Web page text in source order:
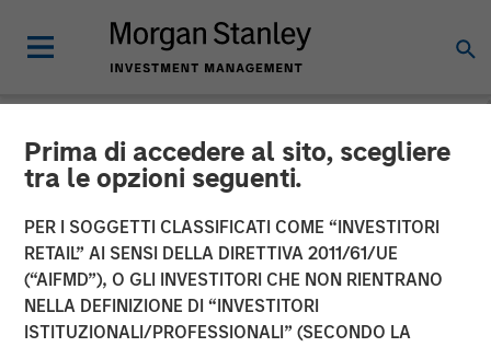
Prima di accedere al sito, scegliere
tra le opzioni seguenti.
PER I SOGGETTI CLASSIFICATI COME “INVESTITORI
RETAIL” AI SENSI DELLA DIRETTIVA 2011/61/UE
(“AIFMD”), O GLI INVESTITORI CHE NON RIENTRANO
NELLA DEFINIZIONE DI “INVESTITORI
ISTITUZIONALI/PROFESSIONALI” (SECONDO LA
INSIGHTS
AI Boom Drives Thematic
Investment
11 FEBBRAIO 2026